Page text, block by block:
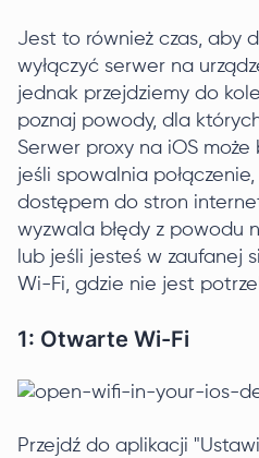
Jest to również czas, aby
wyłączyć serwer na
jednak przejdziemy do
poznaj powody, dla
Serwer proxy na iOS
jeśli spowalnia
dostępem do stron
wyzwala błędy z powodu
lub jeśli jesteś w zaufanej
Wi-Fi, gdzie nie jest
1: Otwarte Wi-Fi
Przejdź do aplikacji